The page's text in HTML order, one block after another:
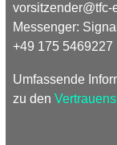
vorsitzender@tfc-
Messenger: Signal
+49 175 5469227
Umfassende
zu den